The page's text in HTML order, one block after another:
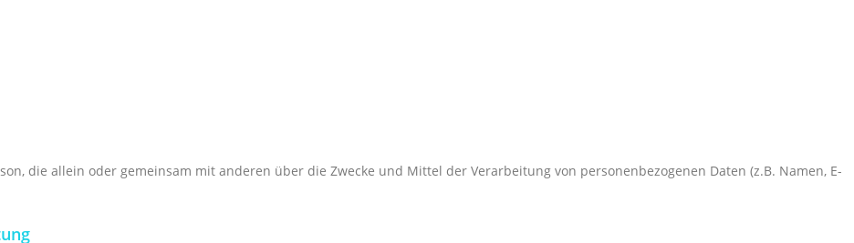
die allein oder gemeinsam mit anderen über die Zwecke und Mittel der Verarbeitung von personenbezogenen Daten (z.B. Namen, E-